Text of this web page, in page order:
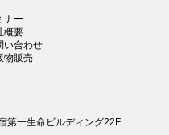
ナー
概要
い合わせ
物販売
第一生命ビルディング22F